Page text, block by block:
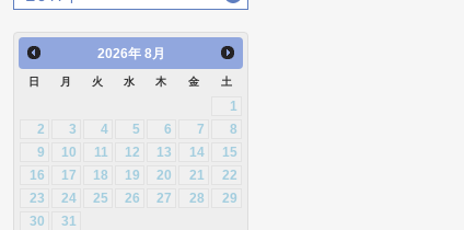
2018年2月 [25]
2018年1月 [26]
2017年4月 [26]
2017年3月 [23]
2017年2月 [23]
2016年5月 [30]
2016年4月 [32]
2016年2月 [25]
2016年1月 [30]
2015年7月 [28]
2015年6月 [29]
2015年5月 [30]
2015年3月 [27]
2015年2月 [22]
2015年1月 [25]
2014年7月 [28]
2014年5月 [25]
2014年3月 [26]
2013年10月 [28]
2013年9月 [27]
2013年8月 [26]
2013年6月 [28]
2013年5月 [29]
2013年4月 [29]
2012年10月 [12]
2012年9月 [5]
2012年8月 [12]
2012年7月 [1]
2012年3月 [2]
2011年12月 [1]
2026年 8月
日 月 火 水 木 金 土
1
2
3 4 5 6 7
8
9
10 11 12 13 14
15
16
17 18 19 20 21
22
23
24 25 26 27 28
29
30
31